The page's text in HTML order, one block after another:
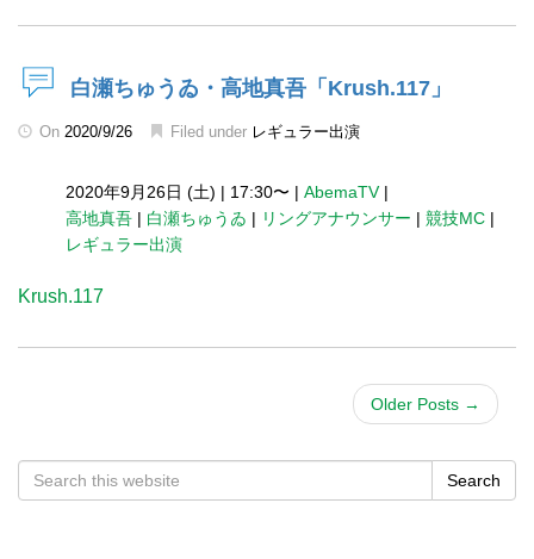
白瀬ちゅうゐ・高地真吾「Krush.117」
On 2020/9/26 Filed under レギュラー出演
2020年9月26日 (土) | 17:30〜 | AbemaTV|
高地真吾 | 白瀬ちゅうゐ | リングアナウンサー | 競技MC |
レギュラー出演
Krush.117
Older Posts →
Search